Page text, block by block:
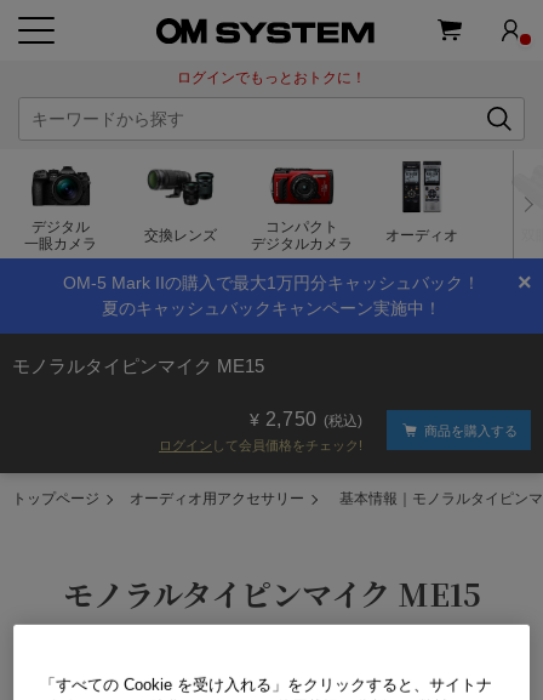
ログインでもっとおトクに！
デジタル
一眼カメラ
交換レンズ
コンパクト
デジタルカメラ
オーディオ
×
OM-5 Mark IIの購入で最大1万円分キャッシュバック！
夏のキャッシュバックキャンペーン実施中！
モノラルタイピンマイク ME15
2,750 (税込)
ログイン して会員価格をチェック!
商品を購入する
トップページ オーディオ用アクセサリー 基本情報｜モノラルタイピン
モノラルタイピンマイク ME15
「すべての Cookie を受け入れる」をクリックすると、サイトナ